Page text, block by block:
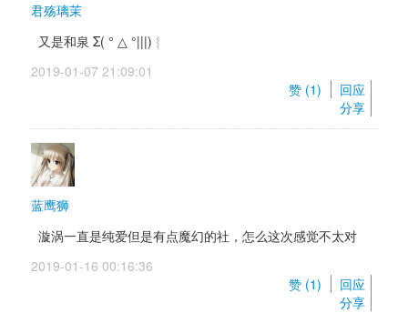
君殇璃茉
又是和泉 Σ( ° △ °|||)︴
2019-01-07 21:09:01
赞 (1)
回应
分享
蓝鹰狮
漩涡一直是纯爱但是有点魔幻的社，怎么这次感觉不太对
2019-01-16 00:16:36
赞 (1)
回应
分享